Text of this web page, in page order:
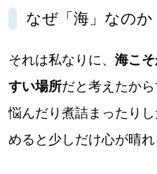
なぜ「海」なのか
それは私なりに、 海こ
すい場所だと考えたから
悩んだり煮詰まったり
めると少しだけ心が晴